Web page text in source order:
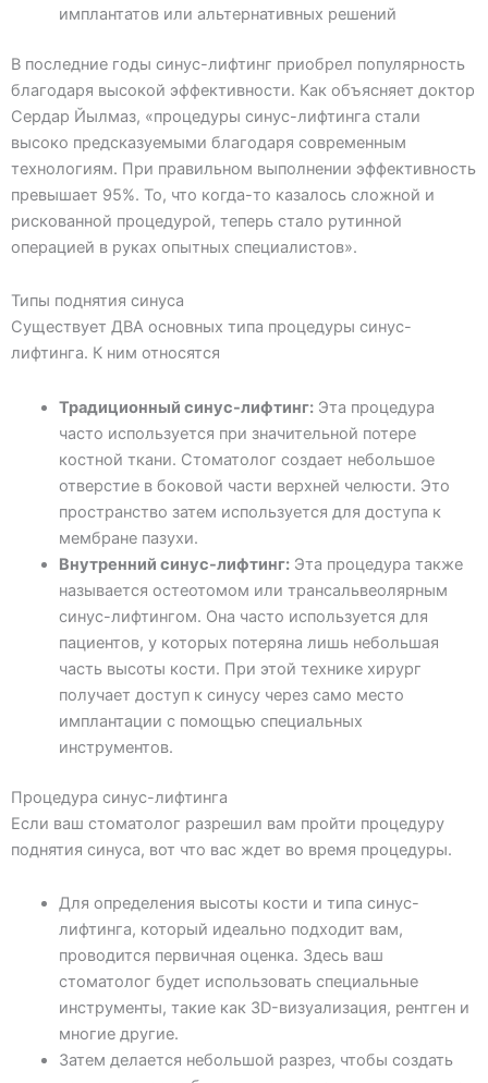
имплантатов или альтернативных решений
В последние годы синус-лифтинг приобрел популярность
благодаря высокой эффективности. Как объясняет доктор
Сердар Йылмаз, «процедуры синус-лифтинга стали
высоко предсказуемыми благодаря современным
технологиям. При правильном выполнении эффективность
превышает 95%. То, что когда-то казалось сложной и
рискованной процедурой, теперь стало рутинной
операцией в руках опытных специалистов».
Типы поднятия синуса
Существует ДВА основных типа процедуры синус-
лифтинга. К ним относятся
Традиционный синус-лифтинг:Эта процедура
часто используется при значительной потере
костной ткани. Стоматолог создает небольшое
отверстие в боковой части верхней челюсти. Это
пространство затем используется для доступа к
мембране пазухи.
Внутренний синус-лифтинг:Эта процедура также
называется остеотомом или трансальвеолярным
синус-лифтингом. Она часто используется для
пациентов, у которых потеряна лишь небольшая
часть высоты кости. При этой технике хирург
получает доступ к синусу через само место
имплантации с помощью специальных
инструментов.
Процедура синус-лифтинга
Если ваш стоматолог разрешил вам пройти процедуру
поднятия синуса, вот что вас ждет во время процедуры.
Для определения высоты кости и типа синус-
лифтинга, который идеально подходит вам,
проводится первичная оценка. Здесь ваш
стоматолог будет использовать специальные
инструменты, такие как 3D-визуализация, рентген и
многие другие.
Затем делается небольшой разрез, чтобы создать